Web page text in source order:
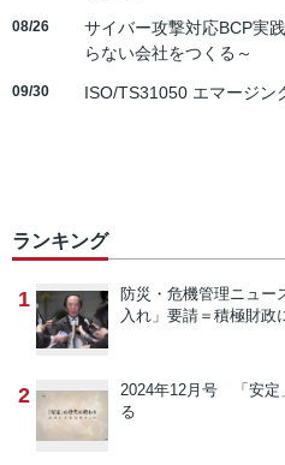
08/26
サイバー攻撃対応BCP実
らない会社をつくる～
09/30 ISO/TS31050 エマージン
ランキング
1 防災・危機管理ニュー
入れ」要請＝積極財政
2 2024年12月号 「安定
る